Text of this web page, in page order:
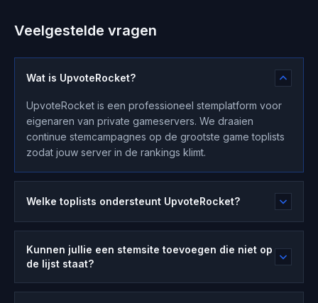
Veelgestelde vragen
Wat is UpvoteRocket?
UpvoteRocket is een professioneel stemplatform voor
eigenaren van private gameservers. We draaien
continue stemcampagnes op de grootste game toplists
zodat jouw server in de rankings klimt.
Welke toplists ondersteunt UpvoteRocket?
Kunnen jullie een stemsite toevoegen die niet op
de lijst staat?